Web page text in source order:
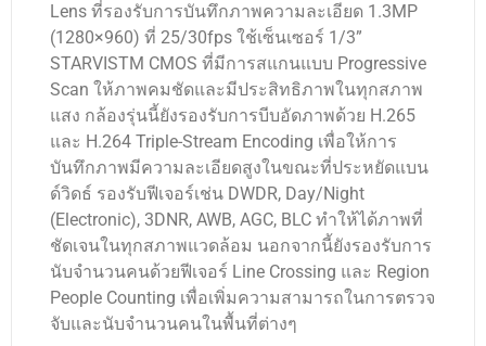
Lens ที่รองรับการบันทึกภาพความละเอียด 1.3MP
(1280×960) ที่ 25/30fps ใช้เซ็นเซอร์ 1/3”
STARVISTM CMOS ที่มีการสแกนแบบ Progressive
Scan ให้ภาพคมชัดและมีประสิทธิภาพในทุกสภาพ
แสง กล้องรุ่นนี้ยังรองรับการบีบอัดภาพด้วย H.265
และ H.264 Triple-Stream Encoding เพื่อให้การ
บันทึกภาพมีความละเอียดสูงในขณะที่ประหยัดแบน
ด์วิดธ์ รองรับฟีเจอร์เช่น DWDR, Day/Night
(Electronic), 3DNR, AWB, AGC, BLC ทำให้ได้ภาพที่
ชัดเจนในทุกสภาพแวดล้อม นอกจากนี้ยังรองรับการ
นับจำนวนคนด้วยฟีเจอร์ Line Crossing และ Region
People Counting เพื่อเพิ่มความสามารถในการตรวจ
จับและนับจำนวนคนในพื้นที่ต่างๆ